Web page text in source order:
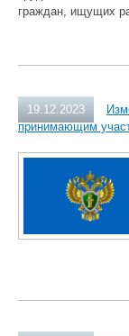
граждан, ищущих
19.12.2023
принимающим